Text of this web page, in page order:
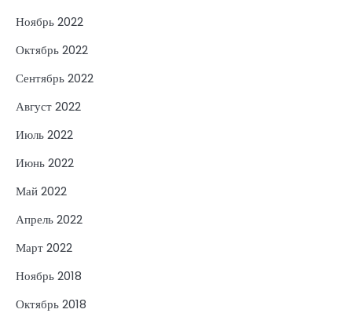
Ноябрь 2022
Октябрь 2022
Сентябрь 2022
Август 2022
Июль 2022
Июнь 2022
Май 2022
Апрель 2022
Март 2022
Ноябрь 2018
Октябрь 2018